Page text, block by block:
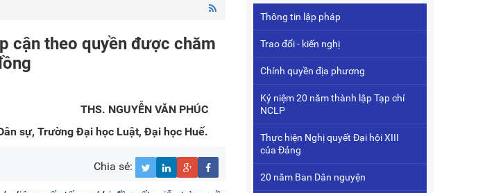
cận theo quyền được chăm
THS. NGUYỄN VĂN PHÚC
sự, Trường Đại học Luật, Đại học Huế.
Chia sẻ:
Thông tin lập pháp
Trao đổi - kiến nghị
Chính quyền địa phương
Kỷ niệm 20 năm thành lập Tạp chí
NCLP
Thực hiện Nghị quyết Đại hội XIII
của Đảng
20 năm Ban Dân nguyện